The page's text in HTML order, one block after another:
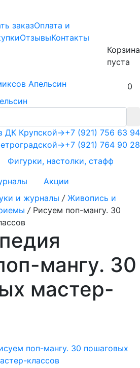
заказОплата и
ОтзывыКонтакты
Корзина
пуста
0
+7 (921) 756 63 94
+7 (921) 764 90 28
ДК Крупской→
→
Фигурки, настолки, стафф
Акции
и журналы / Живопись и
/ Рисуем поп-мангу. 30
мангу. 30
мастер-